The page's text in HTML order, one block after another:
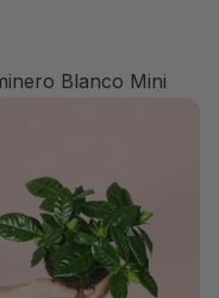
Blanco Mini